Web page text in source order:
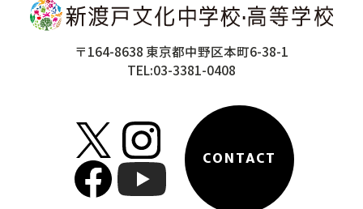
〒164-8638 東京都中野区本町6-38-1
TEL:03-3381-0408
CONTACT